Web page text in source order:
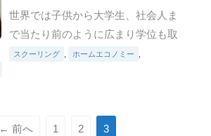
び方 ホームステイを充実させる極
意
世界では子供から大学生、社会人ま
で当たり前のように広まり学位も取
得することができるオンライン学習
う。 小…
スクーリング , ホームエコノミー
,
← 前へ 1 2 3